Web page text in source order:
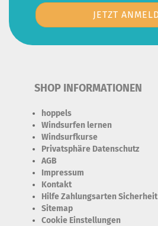
SHOP INFORMATIONEN
hoppels
Windsurfen lernen
Windsurfkurse
Privatsphäre Datenschutz
AGB
Impressum
Kontakt
Hilfe Zahlungsarten Sicherheit
Sitemap
Cookie Einstellungen